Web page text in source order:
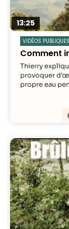
13:25
VIDÉOS PUBLIQUES
Comment
Thierry
provoquer
propre eau